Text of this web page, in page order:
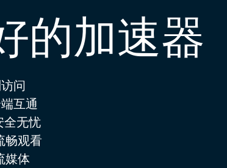
的加速器
问
互通
全无忧
畅观看
媒体